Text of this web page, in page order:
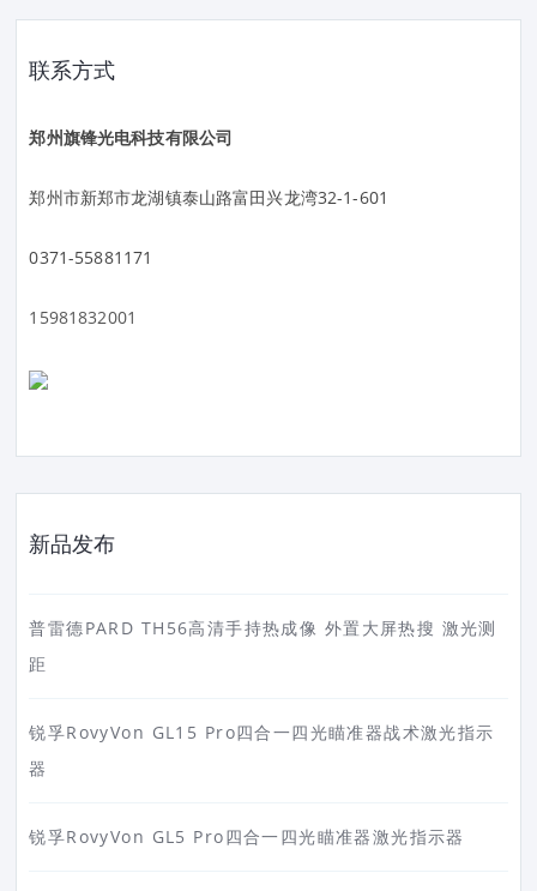
联系方式
郑州旗锋光电科技有限公司
郑州市新郑市龙湖镇泰山路富田兴龙湾32-1-601
0371-55881171
15981832001
新品发布
普雷德PARD TH56高清手持热成像 外置大屏热搜 激光测
距
锐孚RovyVon GL15 Pro四合一四光瞄准器战术激光指示
器
锐孚RovyVon GL5 Pro四合一四光瞄准器激光指示器